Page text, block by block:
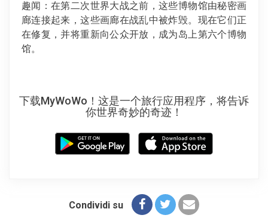
趣闻：在第二次世界大战之前，这些博物馆由秘密画
廊连接起来，这些画廊在战乱中被炸毁。现在它们正
在修复，并将重新向公众开放，成为岛上第六个博物
馆。
下载MyWoWo！这是一个旅行应用程序，将告诉
你世界奇妙的奇迹！
Condividi su